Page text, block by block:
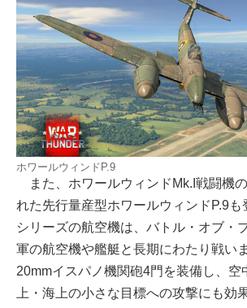
ホワールウィンドP.9
また、ホワールウィンドMk.I戦闘機
れた先行量産型ホワールウィンドP.9
シリーズの航空機は、バトル・オブ・
軍の航空機や艦艇と長期にわたり戦い
20mmイスパノ機関砲4門を装備し、空
上・海上の小さな目標への攻撃にも効